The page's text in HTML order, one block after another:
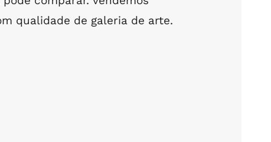
qualidade de galeria de arte.